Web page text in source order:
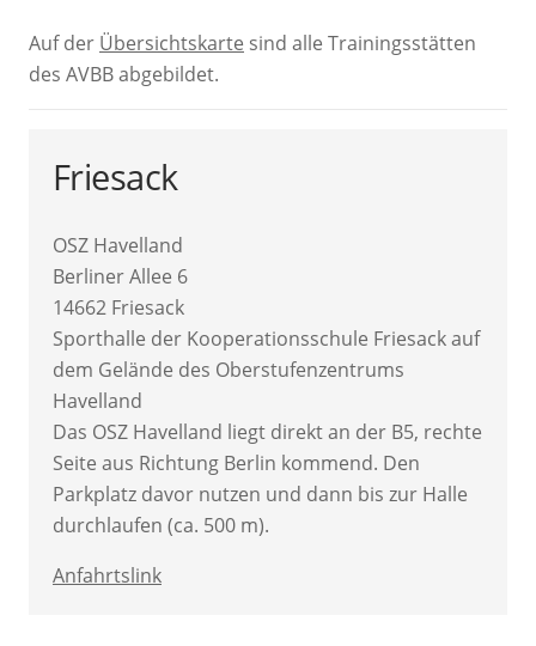
Auf der Übersichtskarte sind alle Trainingsstätten
des AVBB abgebildet.
Friesack
OSZ Havelland
Berliner Allee 6
14662 Friesack
Sporthalle der Kooperationsschule Friesack auf
dem Gelände des Oberstufenzentrums
Havelland
Das OSZ Havelland liegt direkt an der B5, rechte
Seite aus Richtung Berlin kommend. Den
Parkplatz davor nutzen und dann bis zur Halle
durchlaufen (ca. 500 m).
Anfahrtslink